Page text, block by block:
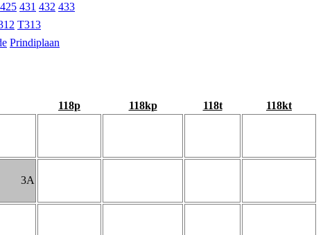
425 431 432 433
T313
Prindiplaan
118p 118kp 118t 118kt
3A